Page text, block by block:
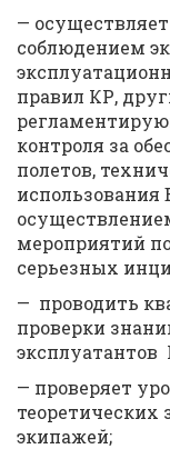
—
соблюдением
правил КР,
контроля за
полетов,
использования
мероприятий
серьезных
— проводить
проверки
— проверяет
теоретических
экипажей;